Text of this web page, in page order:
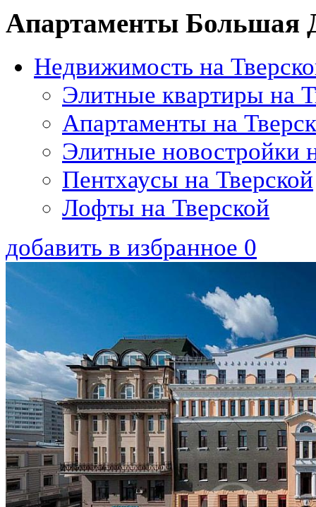
Апартаменты Большая
Недвижимость на
Элитные квартиры на
Апартаменты на
Элитные новостройки
Пентхаусы на Тверской
Лофты на Тверской
добавить в избранное 0